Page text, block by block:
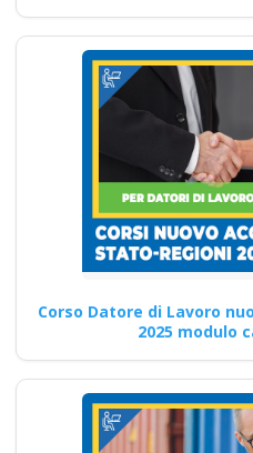
Corso di
per
laterale
Corsi di
prontezza e
Corso Datore di Lavoro
2025 modulo